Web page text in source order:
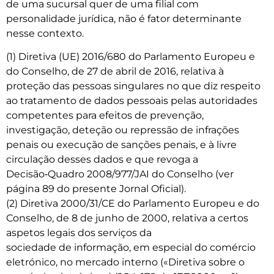
de uma sucursal quer de uma filial com
personalidade jurídica, não é fator determinante
nesse contexto.
(1) Diretiva (UE) 2016/680 do Parlamento Europeu e
do Conselho, de 27 de abril de 2016, relativa à
proteção das pessoas singulares no que diz respeito
ao tratamento de dados pessoais pelas autoridades
competentes para efeitos de prevenção,
investigação, deteção ou repressão de infrações
penais ou execução de sanções penais, e à livre
circulação desses dados e que revoga a
Decisão‑Quadro 2008/977/JAI do Conselho (ver
página 89 do presente Jornal Oficial).
(2) Diretiva 2000/31/CE do Parlamento Europeu e do
Conselho, de 8 de junho de 2000, relativa a certos
aspetos legais dos serviços da
sociedade de informação, em especial do comércio
eletrónico, no mercado interno («Diretiva sobre o